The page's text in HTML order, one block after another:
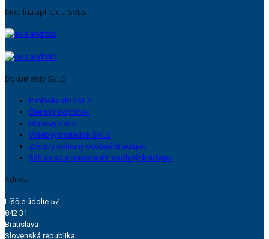
Mobilná aplikácia SVLS
Dokumenty SVLS
Prihláška do SVLS
Členský poplatok
Stanovy SVLS
Volebný poriadok SVLS
Zásady ochrany osobných údajov
Súhlas so spracovaním osobných údajov
Adresa
Líščie údolie 57
842 31
Bratislava
Slovenská republika